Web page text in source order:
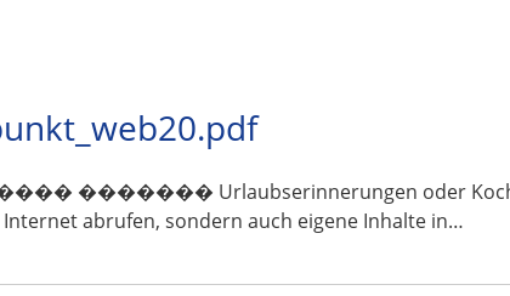
Urlaubserinnerungen oder
abrufen, sondern auch eigene Inhalte in…